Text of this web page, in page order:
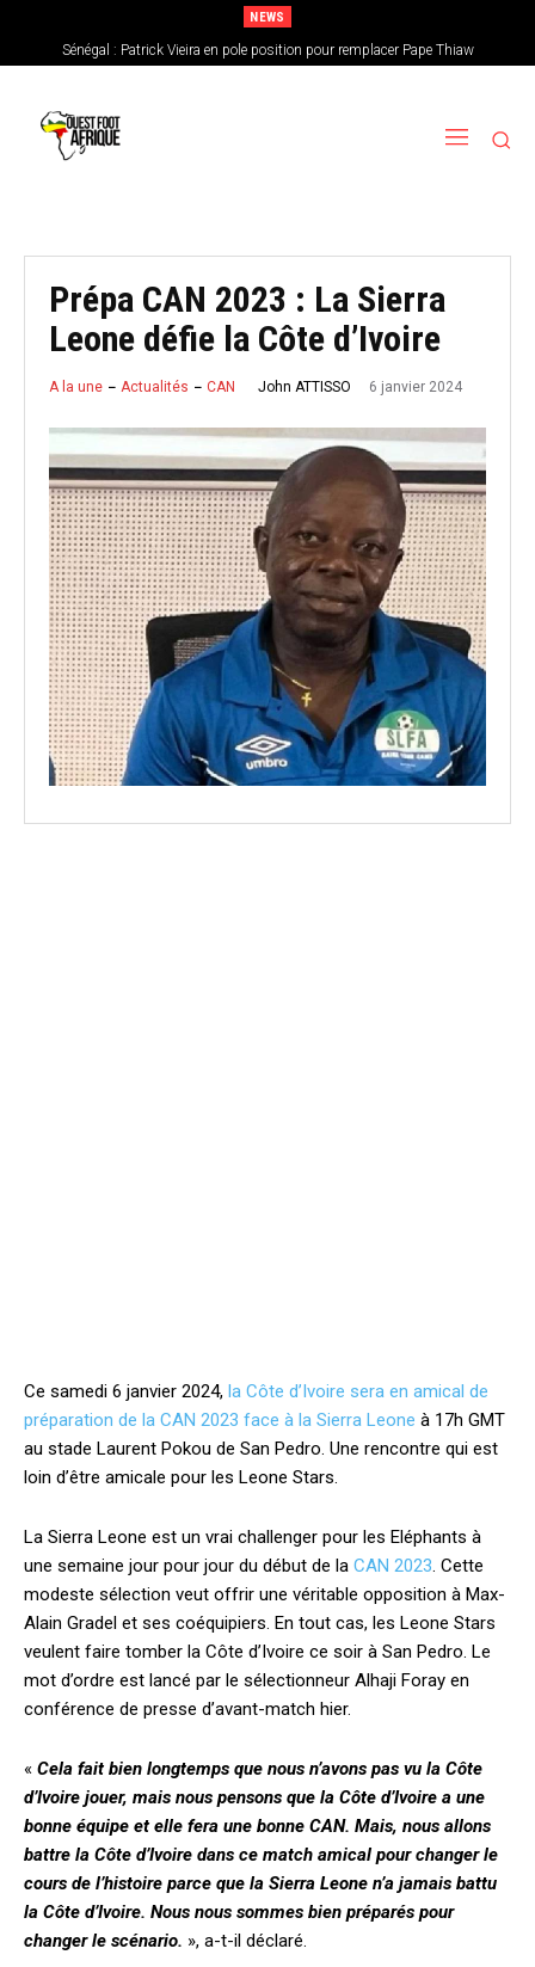
NEWS
Sénégal : Patrick Vieira en pole position pour remplacer Pape Thiaw
CAN féminine 2026 : le Nigeria en favori, le Burkina Faso en outsider…Les
chances de l’Afrique de l’Ouest
Prépa CAN 2023 : La Sierra
Leone défie la Côte d’Ivoire
A la une Actualités CAN John ATTISSO 6 janvier 2024
Ce samedi 6 janvier 2024, la Côte d’Ivoire sera en amical de
préparation de la CAN 2023 face à la Sierra Leone à 17h GMT
au stade Laurent Pokou de San Pedro. Une rencontre qui est
loin d’être amicale pour les Leone Stars.
La Sierra Leone est un vrai challenger pour les Eléphants à
une semaine jour pour jour du début de la CAN 2023. Cette
modeste sélection veut offrir une véritable opposition à Max-
Alain Gradel et ses coéquipiers. En tout cas, les Leone Stars
veulent faire tomber la Côte d’Ivoire ce soir à San Pedro. Le
mot d’ordre est lancé par le sélectionneur Alhaji Foray en
conférence de presse d’avant-match hier.
« Cela fait bien longtemps que nous n’avons pas vu la Côte
d’Ivoire jouer, mais nous pensons que la Côte d’Ivoire a une
bonne équipe et elle fera une bonne CAN. Mais, nous allons
battre la Côte d’Ivoire dans ce match amical pour changer le
cours de l’histoire parce que la Sierra Leone n’a jamais battu
la Côte d’Ivoire. Nous nous sommes bien préparés pour
changer le scénario. », a-t-il déclaré.